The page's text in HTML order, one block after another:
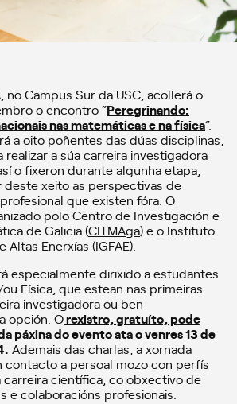
no Campus Sur da USC, acollerá o
o encontro “Peregrinando:
nas matemáticas e na física”.
a oito poñentes das dúas disciplinas,
realizar a súa carreira investigadora
o fixeron durante algunha etapa,
deste xeito as perspectivas de
que existen fóra. O
polo Centro de Investigación e
de Galicia (CITMAga) e o Instituto
Enerxías (IGFAE).
especialmente dirixido a estudantes
Física, que estean nas primeiras
investigadora ou ben
opción. Orexistro, gratuíto, pode
páxina do evento ata o venres 13 de
. Ademais das charlas, a xornada
a persoal mozo con perfís
carreira científica, co obxectivo de
e colaboracións profesionais.